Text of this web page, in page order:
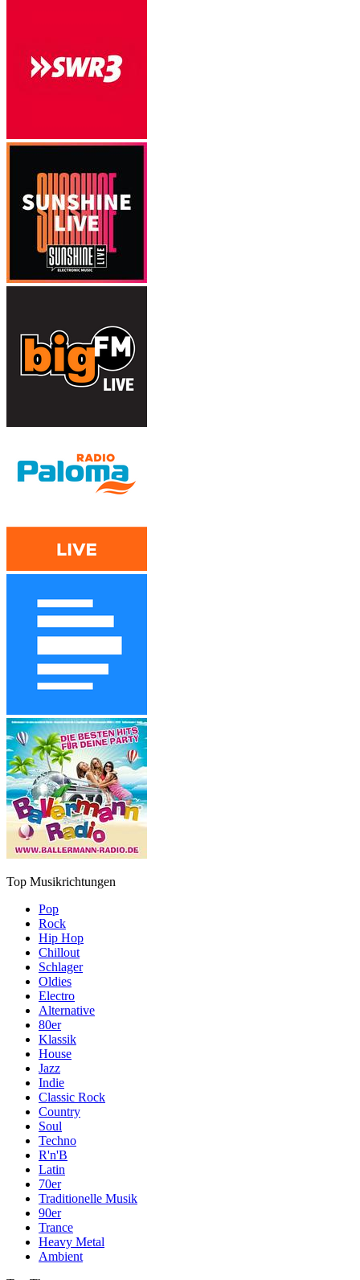
Top Musikrichtungen
Pop
Rock
Hip Hop
Chillout
Schlager
Oldies
Electro
Alternative
80er
Klassik
House
Jazz
Indie
Classic Rock
Country
Soul
Techno
R'n'B
Latin
70er
Traditionelle Musik
90er
Trance
Heavy Metal
Ambient